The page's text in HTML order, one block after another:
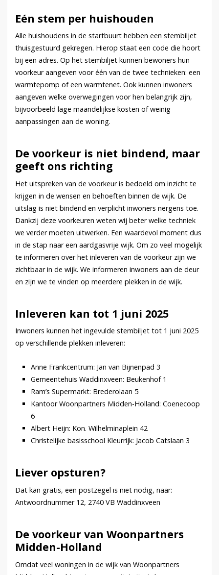
Eén stem per huishouden
Alle huishoudens in de startbuurt hebben een stembiljet
thuisgestuurd gekregen. Hierop staat een code die hoort
bij een adres. Op het stembiljet kunnen bewoners hun
voorkeur aangeven voor één van de twee technieken: een
warmtepomp of een warmtenet. Ook kunnen inwoners
aangeven welke overwegingen voor hen belangrijk zijn,
bijvoorbeeld lage maandelijkse kosten of weinig
aanpassingen aan de woning.
De voorkeur is niet bindend, maar
geeft ons richting
Het uitspreken van de voorkeur is bedoeld om inzicht te
krijgen in de wensen en behoeften binnen de wijk. De
uitslag is niet bindend en verplicht inwoners nergens toe.
Dankzij deze voorkeuren weten wij beter welke techniek
we verder moeten uitwerken. Een waardevol moment dus
in de stap naar een aardgasvrije wijk. Om zo veel mogelijk
te informeren over het inleveren van de voorkeur zijn we
zichtbaar in de wijk. We informeren inwoners aan de deur
en zijn we te vinden op meerdere plekken in de wijk.
Inleveren kan tot 1 juni 2025
Inwoners kunnen het ingevulde stembiljet tot 1 juni 2025
op verschillende plekken inleveren:
Anne Frankcentrum: Jan van Bijnenpad 3
Gemeentehuis Waddinxveen: Beukenhof 1
Ram’s Supermarkt: Brederolaan 5
Kantoor Woonpartners Midden-Holland: Coenecoop
6
Albert Heijn: Kon. Wilhelminaplein 42
Christelijke basisschool Kleurrijk: Jacob Catslaan 3
Liever opsturen?
Dat kan gratis, een postzegel is niet nodig, naar:
Antwoordnummer 12, 2740 VB Waddinxveen
De voorkeur van Woonpartners
Midden-Holland
Omdat veel woningen in de wijk van Woonpartners